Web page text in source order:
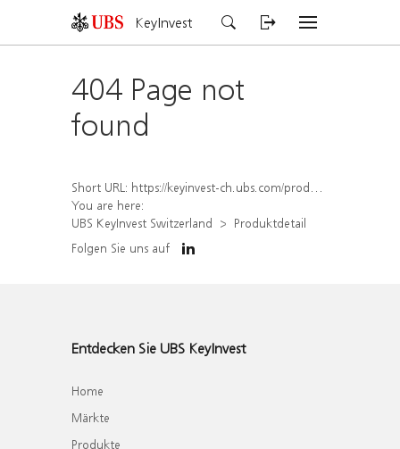
KeyInvest
404 Page not
found
Short URL: https://keyinvest-ch.ubs.com/produkt/detail/index/isin/CH1565647877
You are here:
UBS KeyInvest Switzerland
Produktdetail
Folgen Sie uns auf
Entdecken Sie UBS KeyInvest
Home
Märkte
Produkte